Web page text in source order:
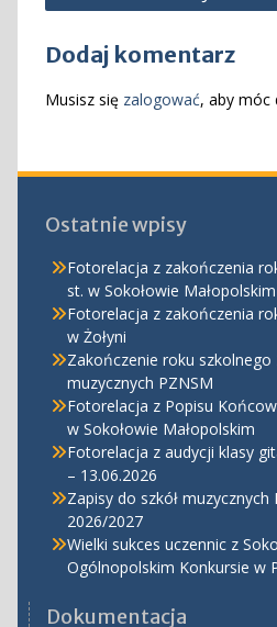
Dodaj komentarz
Musisz się zalogować, aby móc
Ostatnie wpisy
Fotorelacja z zakończenia
st. w Sokołowie Małopolskim
Fotorelacja z zakończenia
w Żołyni
Zakończenie roku szkolnego
muzycznych PZNSM
Fotorelacja z Popisu
w Sokołowie Małopolskim
Fotorelacja z audycji klasy
– 13.06.2026
Zapisy do szkół
2026/2027
Wielki sukces uczennic z
Ogólnopolskim Konkursie w
Dokumentacja